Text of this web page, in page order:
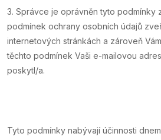
3. Správce je oprávněn tyto podmínky
podmínek ochrany osobních údajů
internetových stránkách a zároveň
těchto podmínek Vaši e-mailovou
poskytl/a.
Tyto podmínky nabývají účinnosti dnem